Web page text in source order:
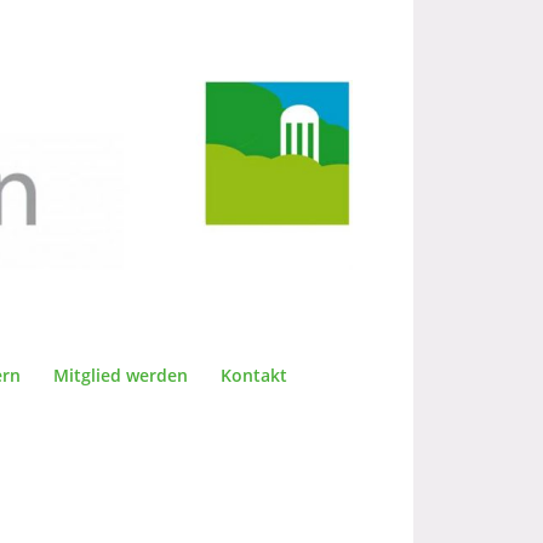
Mitglied werden Kontakt